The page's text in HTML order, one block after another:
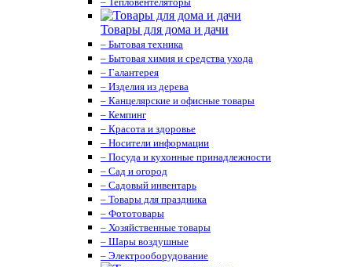
Товары для дома и дачи
– Бытовая техника
– Бытовая химия и средства ухода
– Галантерея
– Изделия из дерева
– Канцелярские и офисные товары
– Кемпинг
– Красота и здоровье
– Носители информации
– Посуда и кухонные принадлежности
– Сад и огород
– Садовый инвентарь
– Товары для праздника
– Фототовары
– Хозяйственные товары
– Шары воздушные
– Электрооборудование